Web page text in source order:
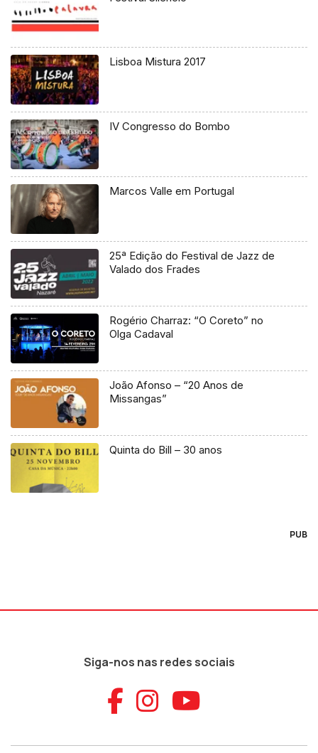
Lisboa Mistura 2017
IV Congresso do Bombo
Marcos Valle em Portugal
25ª Edição do Festival de Jazz de
Valado dos Frades
Rogério Charraz: “O Coreto” no
Olga Cadaval
João Afonso – “20 Anos de
Missangas”
Quinta do Bill – 30 anos
PUB
Siga-nos nas redes sociais
Aceder ao
Aceder ao
Aceder